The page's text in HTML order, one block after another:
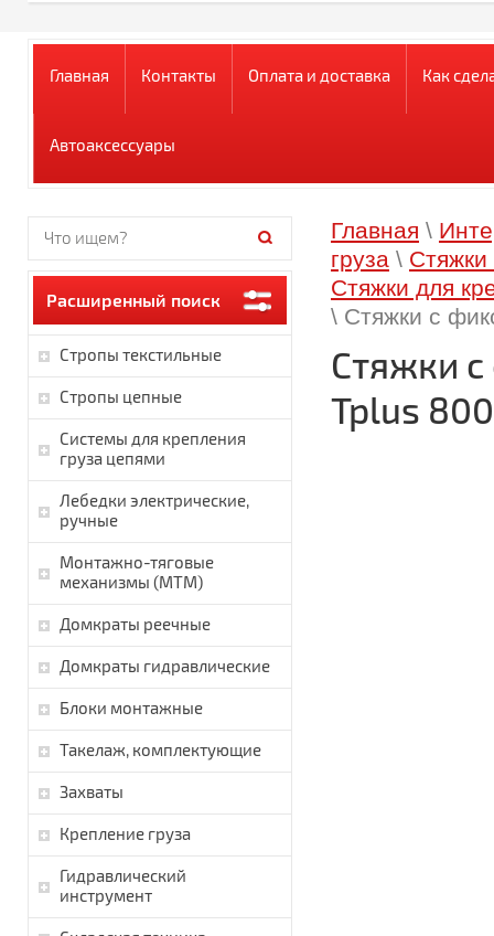
Главная Контакты Оплата и доставка Как
Автоаксессуары
Главная \
груза \
Стяжки для
\ Стяжки с
Стяжки
Tplus
Расширенный поиск
Стропы текстильные
Стропы цепные
Системы для крепления
груза цепями
Лебедки электрические,
ручные
Монтажно-тяговые
механизмы (МТМ)
Домкраты реечные
Домкраты гидравлические
Блоки монтажные
Такелаж, комплектующие
Захваты
Крепление груза
Гидравлический
инструмент